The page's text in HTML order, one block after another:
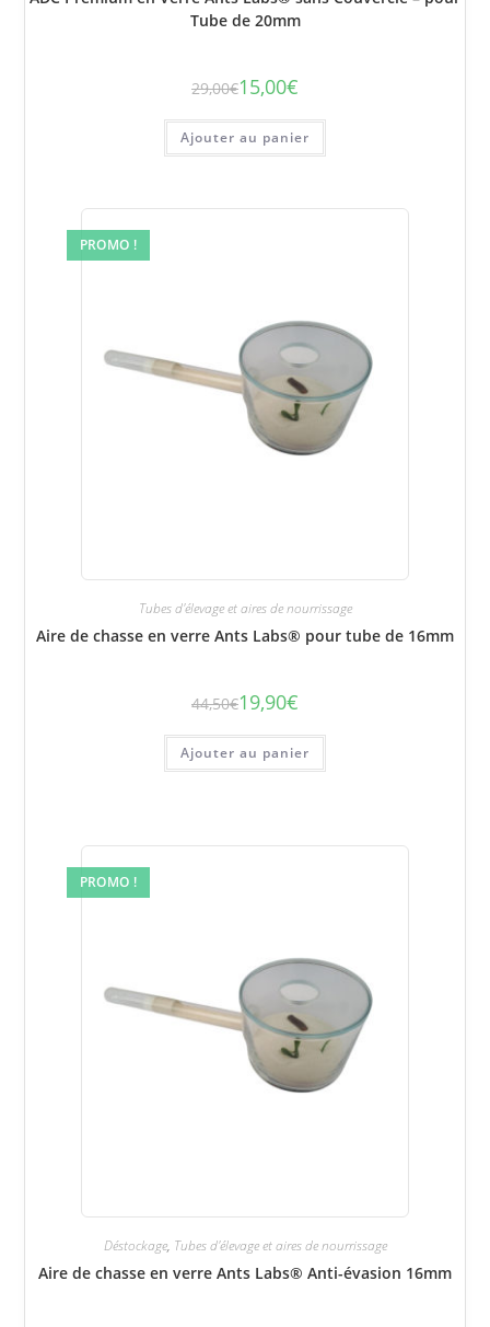
Tube de 20mm
29,00€ Le
initial
était :
29,00€.
15,00€
Le
actuel
est :
15,00€.
Ajouter au panier
PROMO !
Tubes d'élevage et aires de nourrissage
Aire de chasse en verre Ants Labs® pour tube de 16mm
44,50€ Le
initial
était :
44,50€.
19,90€
Le
actuel
est :
19,90€.
Ajouter au panier
PROMO !
Déstockage, Tubes d'élevage et aires de nourrissage
Aire de chasse en verre Ants Labs® Anti-évasion 16mm